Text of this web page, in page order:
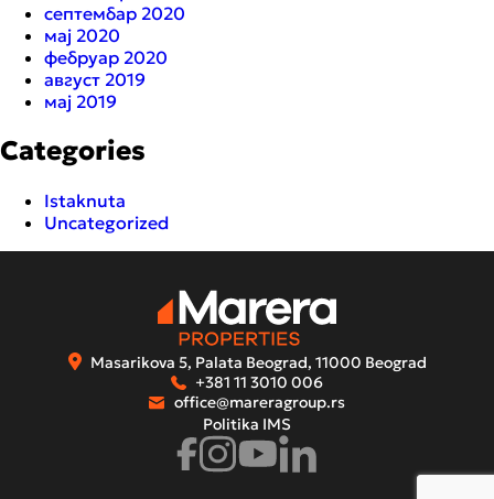
септембар 2020
мај 2020
фебруар 2020
август 2019
мај 2019
Categories
Istaknuta
Uncategorized
Masarikova 5, Palata Beograd, 11000 Beograd
+381 11 3010 006
office@mareragroup.rs
Politika IMS